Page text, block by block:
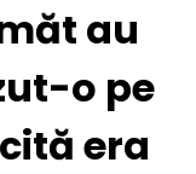
au
o pe
era